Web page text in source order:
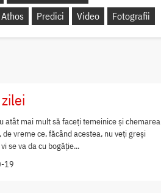
Predici Video Fotografii
atât mai mult să faceți temeinice și
vreme ce, făcând acestea, nu veți greși
se va da cu bogăție...
19